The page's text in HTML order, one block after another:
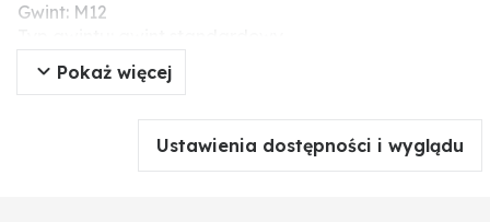
Gwint: M12
Kształt łba: łeb sześciokątny
Napęd: sześciokąt zewnętrzny
Pokaż więcej
Ustawienia dostępności i wyglądu